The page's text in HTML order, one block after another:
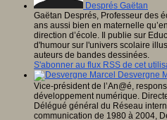
Després Gaëtan
Gaëtan Després, Professeur des
ans aussi bien en maternelle
direction d’école. Il publie sur
d'humour sur l'univers scolaire
auteurs de bandes dessinées.
S'abonner au flux RSS de cet
Desvergne
Vice-président de l’An@é,
développement numérique.
Délégué général du Réseau
communication de 1980 à 2004,